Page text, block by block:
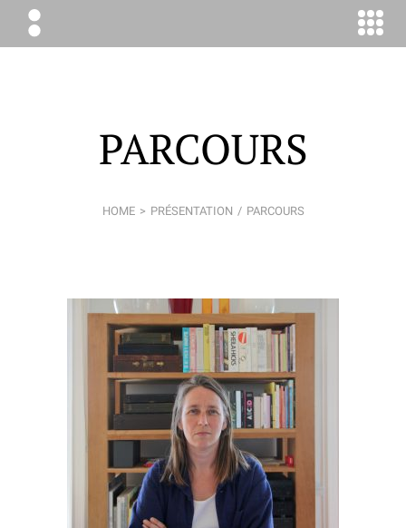
ÉLODIE
BOYER
PARCOURS
HOME PRÉSENTATION PARCOURS